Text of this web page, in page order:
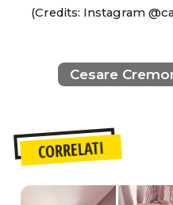
(Credits: Instagram
Cesare
CORRELATI